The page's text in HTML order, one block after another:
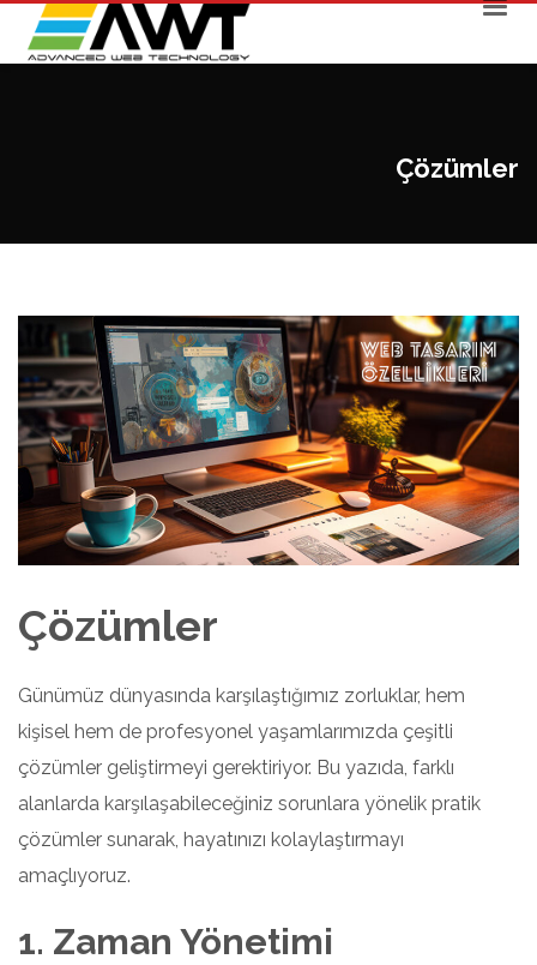
Çözümler
Çözümler
Günümüz dünyasında karşılaştığımız zorluklar, hem
kişisel hem de profesyonel yaşamlarımızda çeşitli
çözümler geliştirmeyi gerektiriyor. Bu yazıda, farklı
alanlarda karşılaşabileceğiniz sorunlara yönelik pratik
çözümler sunarak, hayatınızı kolaylaştırmayı
amaçlıyoruz.
1. Zaman Yönetimi